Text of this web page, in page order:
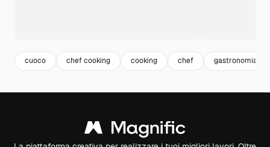
cuoco chef cooking cooking chef gastronomia